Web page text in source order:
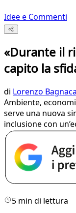
Idee e Commenti
«Durante il
capito la
di Lorenzo
Ambiente,
serve una nuova
inclusione con
5 min di lettura